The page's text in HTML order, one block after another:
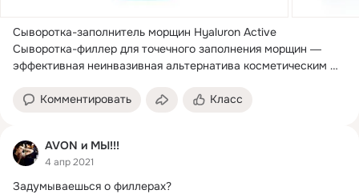
Сыворотка-заполнитель морщин Hyaluron Active
Сыворотка-филлер для точечного заполнения морщин ―
эффективная неинвазивная альтернатива косметическим
Комментировать
Класс
AVON и МЫ!!!
4 апр 2021
Задумываешься о филлерах?